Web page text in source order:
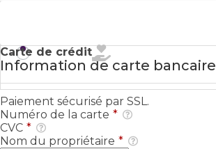
Carte de crédit
Information de carte bancaire
Paiement sécurisé par SSL.
Numéro de la carte *
CVC *
Nom du propriétaire *